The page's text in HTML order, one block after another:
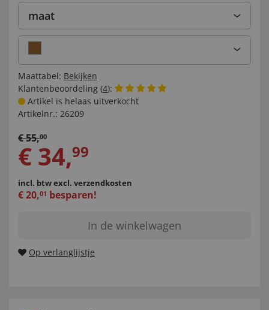
maat
Maattabel: Bekijken
Klantenbeoordeling (4):
Artikel is helaas uitverkocht
Artikelnr.: 26209
€55,00
€ 34,99
incl. btwexcl. verzendkosten
€20,01 besparen!
In de winkelwagen
Op verlanglijstje